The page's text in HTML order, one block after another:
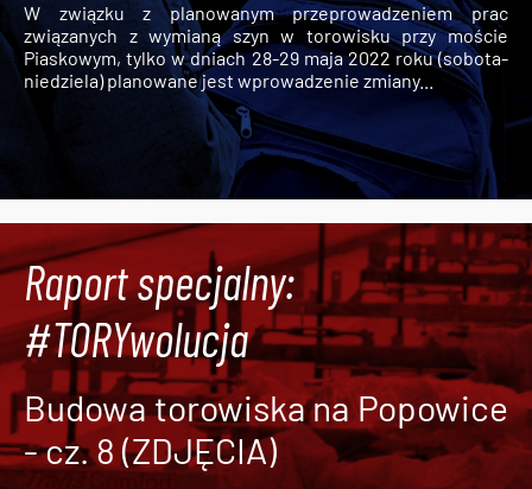
W związku z planowanym przeprowadzeniem prac
związanych z wymianą szyn w torowisku przy moście
Piaskowym, tylko w dniach 28-29 maja 2022 roku (sobota-
niedziela) planowane jest wprowadzenie zmiany...
Raport specjalny:
#TORYwolucja
Budowa torowiska na Popowice
- cz. 8 (ZDJĘCIA)